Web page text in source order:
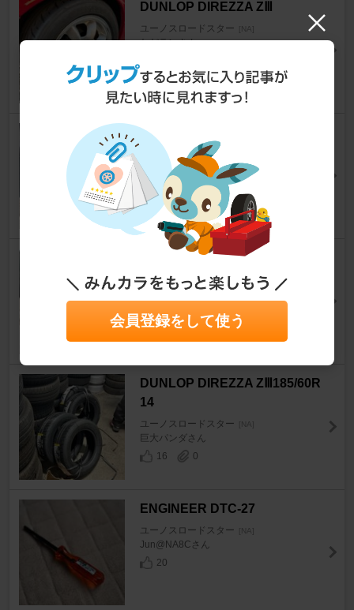
DUNLOP DIREZZA ZⅢ
ユーノスロードスター [NA]
ただランさん
DAYTON DAYTON DT30
ユーノスロードスター
YUGURE(ゆうぐれ)さん
DUNLOP LE MANS4 185/60R1
4
ユーノスロードスター
Jun@NA8Cさん
26
0
DUNLOP DIREZZA ZⅢ185/60R
14
ユーノスロードスター [NA]
巨大パンダさん
16
0
ENGINEER DTC-27
ユーノスロードスター [NA]
Jun@NA8Cさん
20
会員登録をして使う